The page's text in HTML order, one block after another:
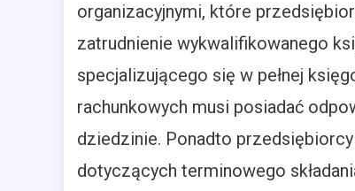
organizacyjnymi, które
zatrudnienie wykwalifikowanego
specjalizującego się w pełnej
rachunkowych musi posiadać
dziedzinie. Ponadto
dotyczących terminowego